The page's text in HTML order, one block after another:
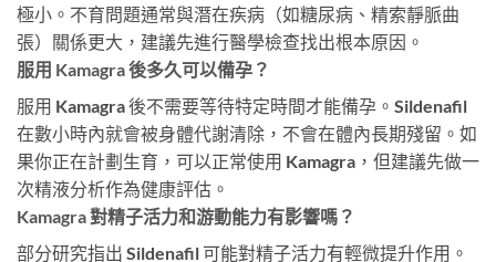
極小。不育問題通常與潛在疾病（如糖尿病、精索靜脈曲
張）關係更大，建議先進行醫學檢查找出根本原因。
服用 Kamagra 後多久可以備孕？
服用 Kamagra 後不需要等待特定時間才能備孕。Sildenafil
在數小時內就會被身體代謝清除，不會在體內長期殘留。如
果你正在計劃生育，可以正常使用 Kamagra，但建議先做一
次精液分析作為健康評估。
Kamagra 對精子活力和游動能力有影響嗎？
部分研究指出 Sildenafil 可能對精子活力有輕微提升作用。